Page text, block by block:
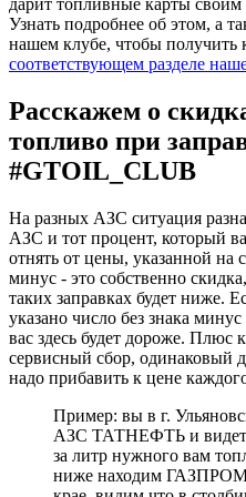
Узнать подробнее об этом, а
нашем клубе, чтобы
соответствующем разделе
Расскажем о
топливо при
#GTOIL_CLUB
На разных АЗС ситуация
АЗС и тот процент, который
отнять от цены, указанной на
минус - это собственно
таких заправках будет ниже.
указано число без знака
вас здесь будет дороже. Плюс
сервисный сбор, одинаковый
надо прибавить к цене
Пример: вы в г.
АЗС ТАТНЕФТЬ и
за литр нужного вам
ниже находим